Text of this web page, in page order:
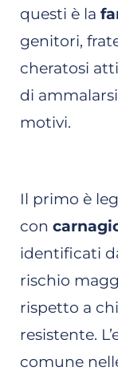
questi è la
genitori,
cheratosi
di
motivi.
Il primo è
con
identificati
rischio
rispetto a
resistente.
comune